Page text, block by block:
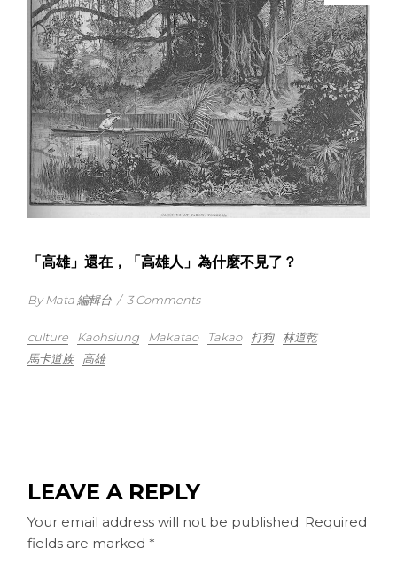
「高雄」還在，「高雄人」為什麼不見了？
By Mata 編輯台 / 3 Comments
culture Kaohsiung Makatao Takao 打狗
林道乾
馬卡道族
高雄
LEAVE A REPLY
Your email address will not be published. Required
fields are marked *